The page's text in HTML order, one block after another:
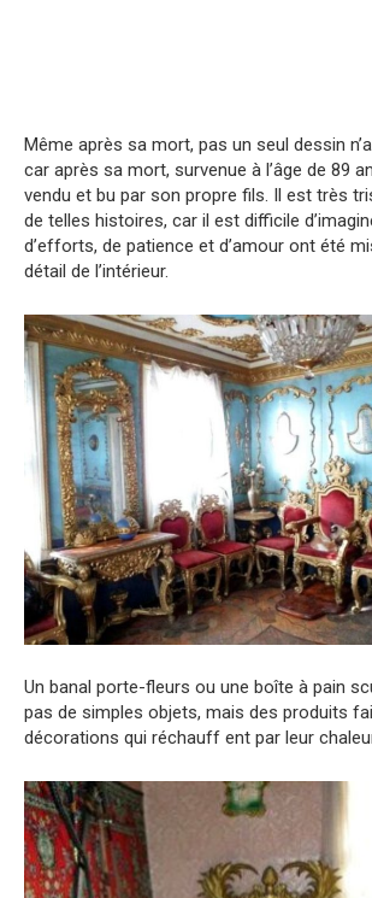
Même après sa mort, pas un seul dessin
car après sa mort, survenue à l’âge de 89
vendu et bu par son propre fils. Il est très
de telles histoires, car il est difficile
d’efforts, de patience et d’amour ont été
détail de l’intérieur.
Un banal porte-fleurs ou une boîte à pain
pas de simples objets, mais des produits
décorations qui réchauff ent par leur